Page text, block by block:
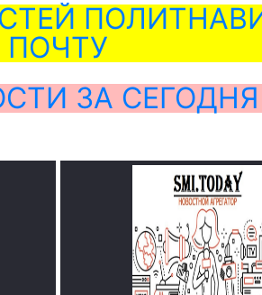
ПОЧТУ
ЗА СЕГОДНЯ